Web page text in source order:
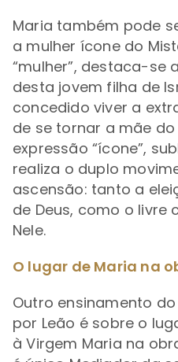
Maria também pode
a mulher ícone do
“mulher”, destaca-se
desta jovem filha de
concedido viver a
de se tornar a mãe do
expressão “ícone”,
realiza o duplo
ascensão: tanto a
de Deus, como o livre
Nele.
O lugar de Maria na
Outro ensinamento
por Leão é sobre o
à Virgem Maria na